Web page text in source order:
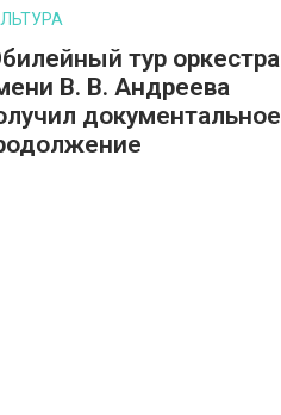
тур оркестра
В. В. Андреева
документальное